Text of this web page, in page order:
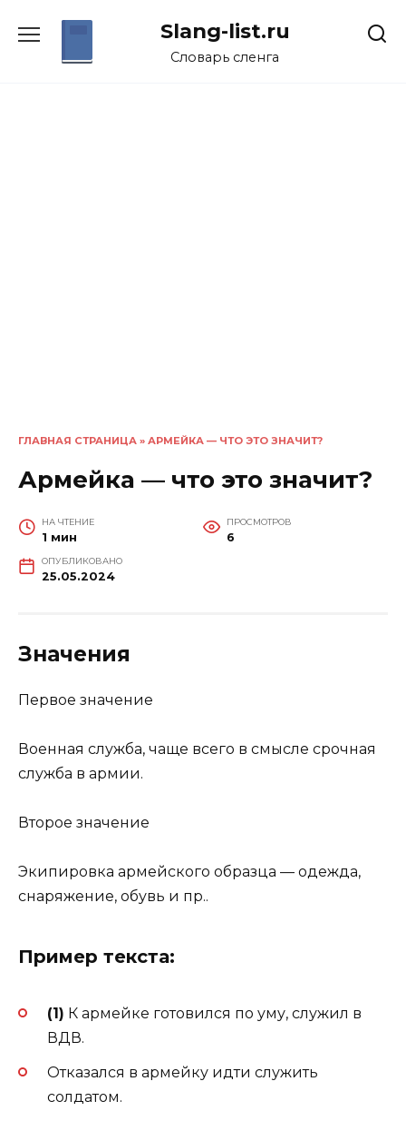
Slang-list.ru
Словарь сленга
ГЛАВНАЯ СТРАНИЦА » АРМЕЙКА — ЧТО ЭТО ЗНАЧИТ?
Армейка — что это значит?
НА ЧТЕНИЕ
1 мин
ПРОСМОТРОВ
6
ОПУБЛИКОВАНО
25.05.2024
Значения
Первое значение
Военная служба, чаще всего в смысле срочная
служба в армии.
Второе значение
Экипировка армейского образца — одежда,
снаряжение, обувь и пр..
Пример текста:
(1) К армейке готовился по уму, служил в
ВДВ.
Отказался в армейку идти служить
солдатом.